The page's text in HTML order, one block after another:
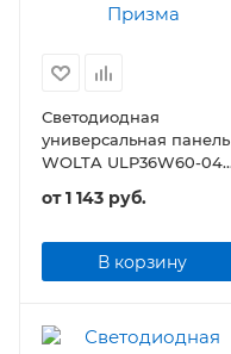
Светодиодная
универсальная панель
WOLTA ULP36W60-04
36Вт 3600Лм Призма
от1 143 руб.
В корзину